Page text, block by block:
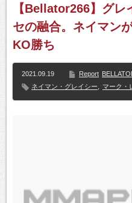
【Bellator266】グレ
セの融合。ネイマン
KO勝ち
2021.09.19 Report
ネイマン・グレイシー
マーク・